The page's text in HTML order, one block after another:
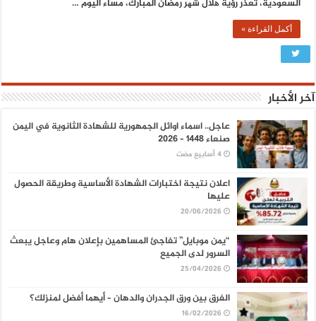
السعودية، تعذر رؤية ھلال شھر رمضان المبارك، مساء الیوم …
أكمل القراءة »
آخر الأخبار
عاجل.. اسماء اوائل الجمهورية للشهادة الثانوية في اليمن
صنعاء 1448 – 2026
اعلان نتيجة اختبارات الشهادة الأساسية وطريقة الحصول
عليها
20/06/2026
“يمن موبايل” تفاجئ المساهمين بإعلان هام وعاجل يبعث
السرور لدى الجميع
25/04/2026
الفرق بين ورق الجدران والدهان – أيهما أفضل لمنزلك؟
16/02/2026